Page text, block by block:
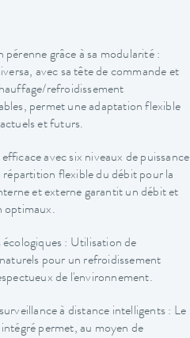
pérenne grâce à sa modularité :
avec sa tête de commande et
refroidissement
permet une adaptation flexible
et futurs.
avec six niveaux de puissance
répartition flexible du débit pour la
et externe garantit un débit et
optimaux.
écologiques : Utilisation de
pour un refroidissement
de l'environnement.
à distance intelligents : Le
permet, au moyen de